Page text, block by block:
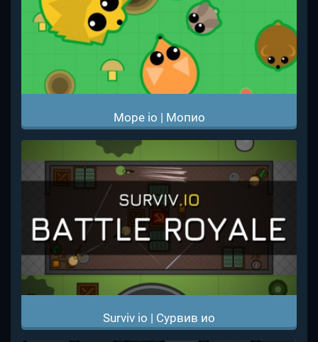
Mope io | Мопио
Surviv io | Сурвив ио